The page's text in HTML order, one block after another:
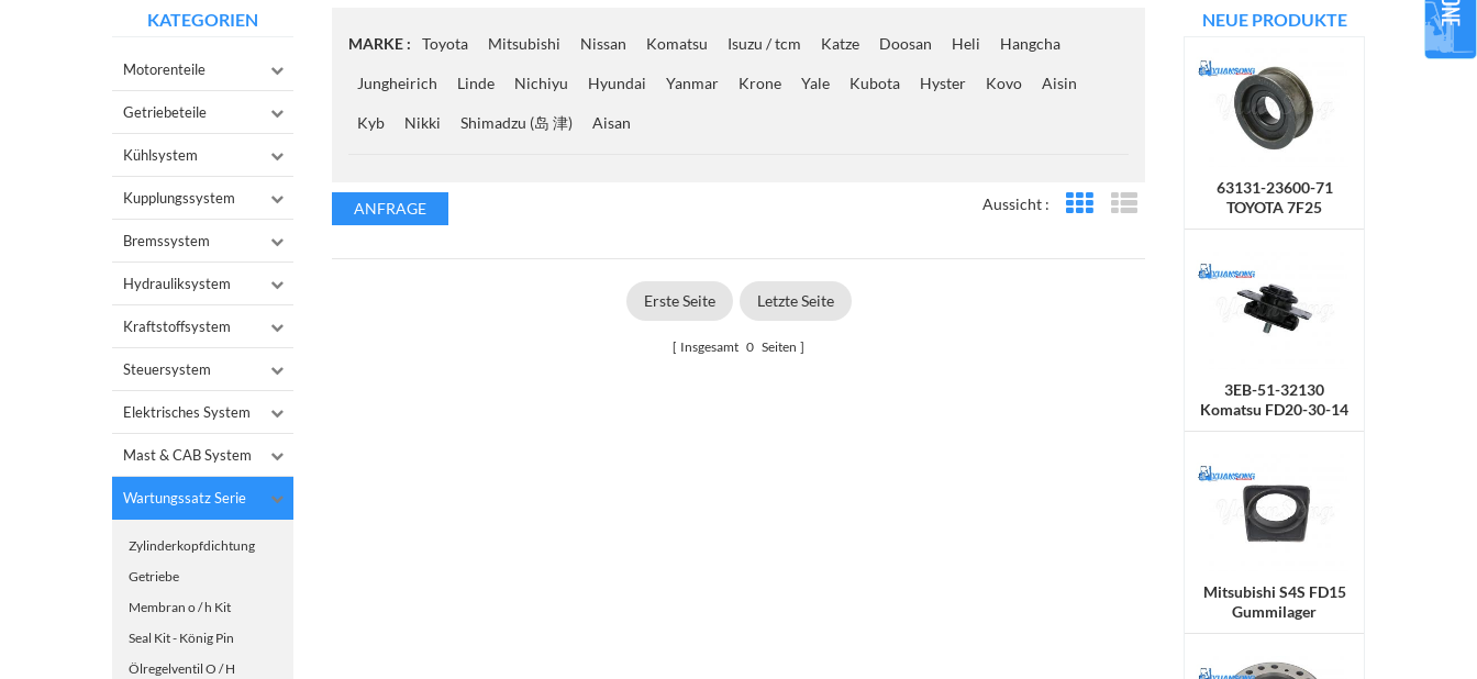
KATEGORIEN
Motorenteile
Getriebeteile
Kühlsystem
Kupplungssystem
Bremssystem
Hydrauliksystem
Kraftstoffsystem
Steuersystem
Elektrisches System
Mast & CAB System
Wartungssatz Serie
Zylinderkopfdichtung
Getriebe
Membran o / h Kit
Seal Kit - König Pin
Ölregelventil O / H
NEUE PRODUKTE
63131-23600-71
TOYOTA 7F25
Radkette
3EB-51-32130
Komatsu FD20-30-14
Gummihalterung
Mitsubishi S4S FD15
Gummilager
MARKE : Toyota Mitsubishi Nissan Komatsu Isuzu / tcm Katze Doosan Heli Hangcha
Jungheirich Linde Nichiyu Hyundai Yanmar Krone Yale Kubota Hyster Kovo Aisin
Kyb Nikki Shimadzu (岛 津) Aisan
ANFRAGE Aussicht : Rasteransicht
Erste Seite Letzte Seite
Insgesamt 0 Seiten